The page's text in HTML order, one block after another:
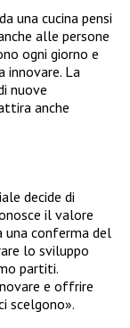
una cucina pensi
alle persone
ogni giorno e
innovare. La
nuove
anche
decide di
il valore
una conferma del
lo sviluppo
partiti.
e offrire
scelgono».